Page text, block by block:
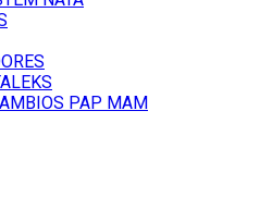
PAP MAM